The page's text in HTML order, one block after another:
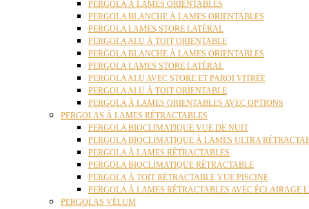
PERGOLA À LAMES ORIENTABLES
PERGOLA BLANCHE À LAMES ORIENTABLES
PERGOLA LAMES STORE LATÉRAL
PERGOLA ALU À TOIT ORIENTABLE
PERGOLA BLANCHE À LAMES ORIENTABLES
PERGOLA LAMES STORE LATÉRAL
PERGOLA ALU AVEC STORE ET PAROI VITRÉE
PERGOLA ALU À TOIT ORIENTABLE
PERGOLA À LAMES ORIENTABLES AVEC OPTIONS
PERGOLAS À LAMES RÉTRACTABLES
PERGOLA BIOCLIMATIQUE VUE DE NUIT
PERGOLA BIOCLIMATIQUE À LAMES ULTRA
PERGOLA À LAMES RÉTRACTABLES
PERGOLA BIOCLIMATIQUE RÉTRACTABLE
PERGOLA À TOIT RÉTRACTABLE VUE PISCINE
PERGOLA À LAMES RÉTRACTABLES AVEC ÉCLAIRAGE
PERGOLAS VÉLUM